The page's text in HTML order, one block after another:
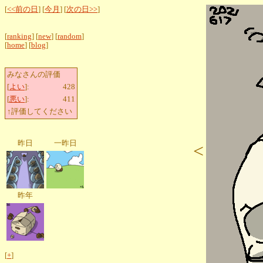
[<<前の日 ] [今月 ] [次の日>>]
[ranking] [new] [random]
[home] [blog]
みなさんの評価
[よい]:
428
[悪い]:
411
↑評価してください
昨日 一昨日
昨年
[+]
<